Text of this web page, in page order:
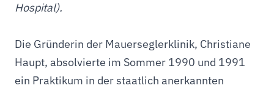
Hospital).
Die Gründerin der Mauerseglerklinik, Christiane
Haupt, absolvierte im Sommer 1990 und 1991
ein Praktikum in der staatlich anerkannten